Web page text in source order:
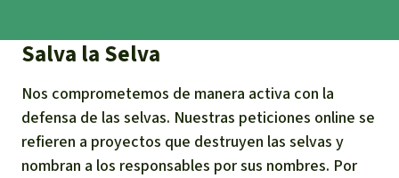
Salva la Selva
Nos comprometemos de manera activa con la
defensa de las selvas. Nuestras peticiones online se
refieren a proyectos que destruyen las selvas y
nombran a los responsables por sus nombres. Por